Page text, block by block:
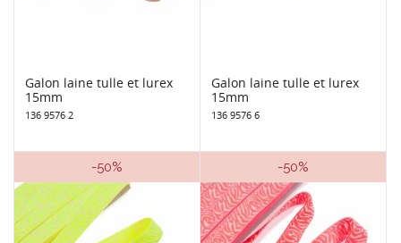
Galon laine tulle et lurex
15mm
136 9576 2
Galon laine tulle et lurex
15mm
136 9576 6
-50% -50%